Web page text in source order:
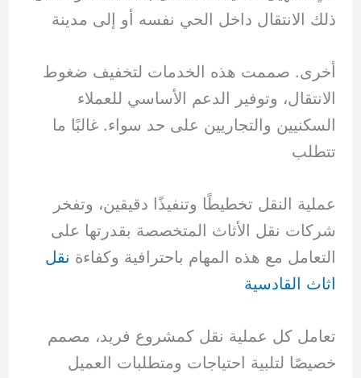
ذلك الانتقال داخل الحي نفسه أو إلى مدينة
أخرى. صممت هذه الخدمات لتخفيف ضغوط
الانتقال، وتوفير الدعم الأساسي للعملاء
السكنيين والتجاريين على حد سواء. غالبًا ما
تتطلب
عملية النقل تخطيطًا وتنفيذًا دقيقين، وتفخر
شركات نقل الأثاث المتخصصة بقدرتها على
التعامل مع هذه المهام باحترافية وكفاءة نقل
اثاث القادسية
تعامل كل عملية نقل كمشروع فريد، مصمم
خصيصًا لتلبية احتياجات ومتطلبات العميل